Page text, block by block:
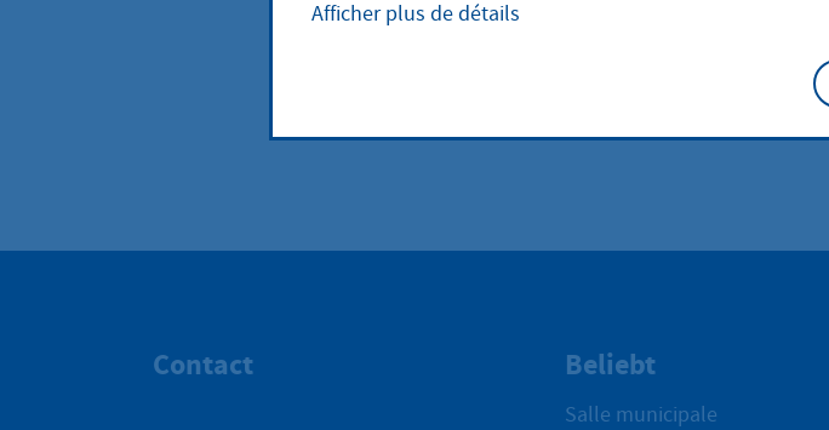
Contact Beliebt
Salle municipale
Afficher plus de détails